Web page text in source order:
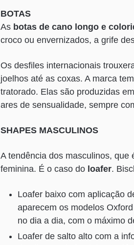
BOTAS
As botas de cano longo e
croco ou envernizados, a grife
Os desfiles internacionais
joelhos até as coxas. A marca
tratorado. Elas são produzidas
ares de sensualidade, sempre
SHAPES MASCULINOS
A tendência dos masculinos,
feminina. É o caso do loafer.
Loafer baixo com aplicação
aparecem os modelos
no dia a dia, com o máximo
Loafer de salto alto com a